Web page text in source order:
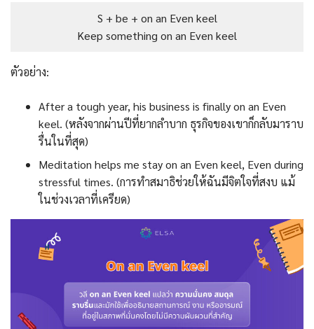
S + be + on an Even keel
Keep something on an Even keel
ตัวอย่าง:
After a tough year, his business is finally on an Even
keel. (หลังจากผ่านปีที่ยากลำบาก ธุรกิจของเขาก็กลับมาราบ
รื่นในที่สุด)
Meditation helps me stay on an Even keel, Even during
stressful times. (การทำสมาธิช่วยให้ฉันมีจิตใจที่สงบ แม้
ในช่วงเวลาที่เครียด)